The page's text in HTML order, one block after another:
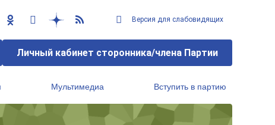
Версия для слабовидящих
Личный кабинет сторонника/члена Партии
Мультимедиа Вступить в партию